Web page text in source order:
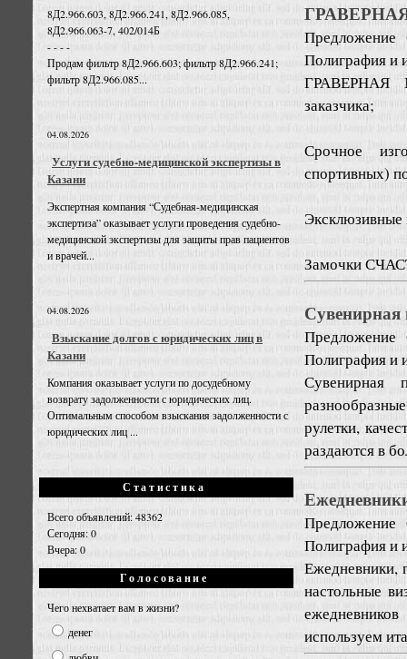
8Д2.966.603, 8Д2.966.241, 8Д2.966.085,
8Д2.966.063-7, 402/014Б
- - - -
Продам фильтр 8Д2.966.603; фильтр 8Д2.966.241;
фильтр 8Д2.966.085...
04.08.2026
Услуги судебно-медицинской экспертизы в
Казани
Экспертная компания “Судебная-медицинская
экспертиза” оказывает услуги проведения судебно-
медицинской экспертизы для защиты прав пациентов
и врачей...
04.08.2026
Взыскание долгов с юридических лиц в
Казани
Компания оказывает услуги по досудебному
возврату задолженности с юридических лиц.
Оптимальным способом взыскания задолженности с
юридических лиц ...
Статистика
Всего объявлений: 48362
Сегодня: 0
Вчера: 0
Голосование
Чего нехватает вам в жизни?
денег
Предложение
Полиграфия и
ГРАВЕРНАЯ
заказчика;
Срочное
спортивных)
Эксклюзивные
Замочки
Предложение
Полиграфия и
Сувенирная
рулетки,
раздаются в
Предложение
Полиграфия и
Ежедневники,
настольные
используем